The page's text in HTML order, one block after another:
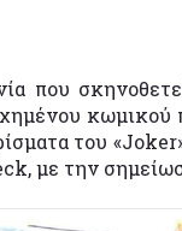
που
κωμικού
του
με την